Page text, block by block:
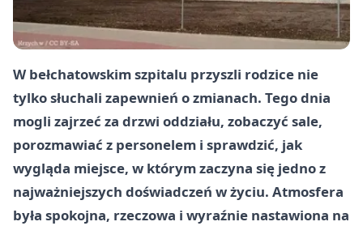
W bełchatowskim szpitalu przyszli rodzice nie
tylko słuchali zapewnień o zmianach. Tego dnia
mogli zajrzeć za drzwi oddziału, zobaczyć sale,
porozmawiać z personelem i sprawdzić, jak
wygląda miejsce, w którym zaczyna się jedno z
najważniejszych doświadczeń w życiu. Atmosfera
była spokojna, rzeczowa i wyraźnie nastawiona na